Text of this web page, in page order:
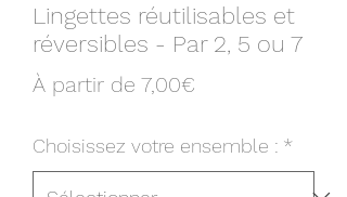
Lingettes réutilisables et
réversibles - Par 2, 5 ou 7
À partir de 7,00€
Choisissez votre ensemble : *